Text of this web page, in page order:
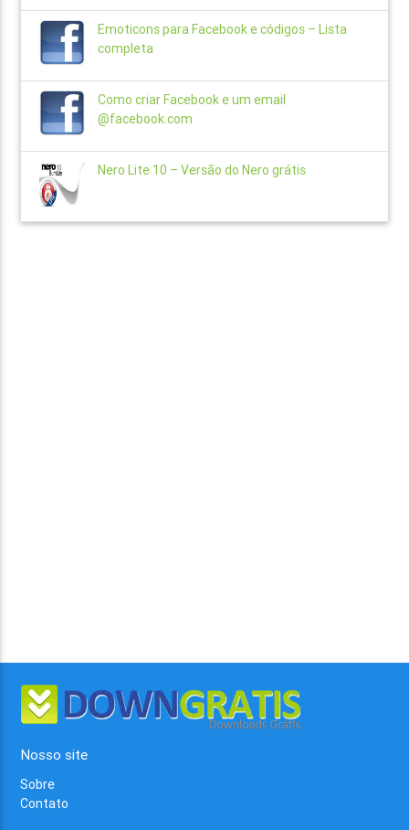
Emoticons para Facebook e códigos – Lista
completa
Como criar Facebook e um email
@facebook.com
Nero Lite 10 – Versão do Nero grátis
Nosso site
Sobre
Contato